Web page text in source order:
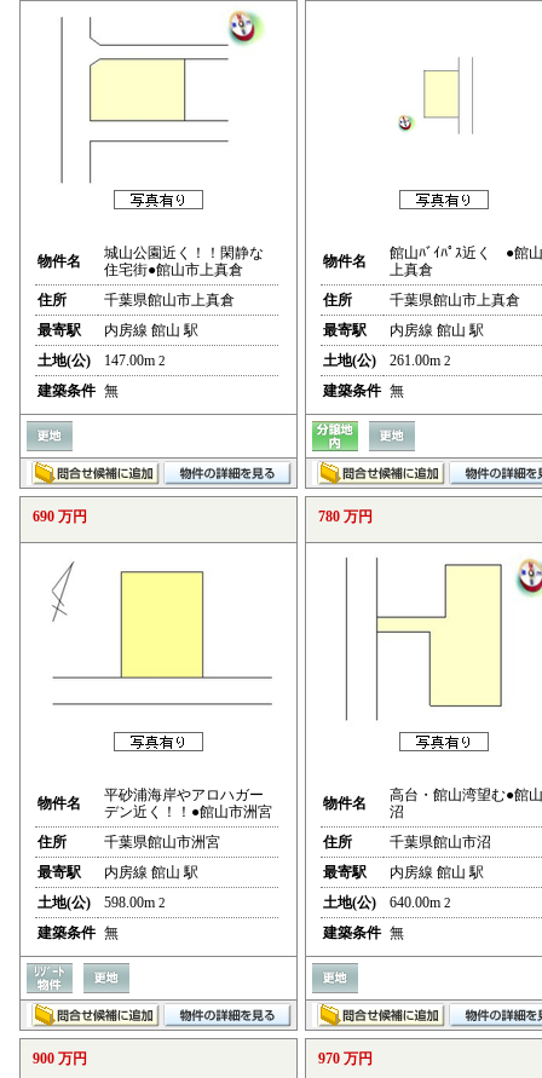
物件名
城山公園近く！！閑静な
住宅街●館山市上真倉
住所
千葉県館山市上真倉
最寄駅
内房線 館山 駅
土地(公)
147.00m 2
建築条件 無
物件名
館山ﾊﾞｲﾊﾟｽ近く ●館
上真倉
住所
千葉県館山市上真倉
最寄駅
内房線 館山 駅
土地(公)
261.00m 2
建築条件 無
690 万円
物件名
平砂浦海岸やアロハガー
デン近く！！●館山市洲宮
住所
千葉県館山市洲宮
最寄駅
内房線 館山 駅
土地(公)
598.00m 2
建築条件 無
780 万円
物件名
高台・館山湾望む●館
沼
住所
千葉県館山市沼
最寄駅
内房線 館山 駅
土地(公)
640.00m 2
建築条件 無
900 万円 970 万円